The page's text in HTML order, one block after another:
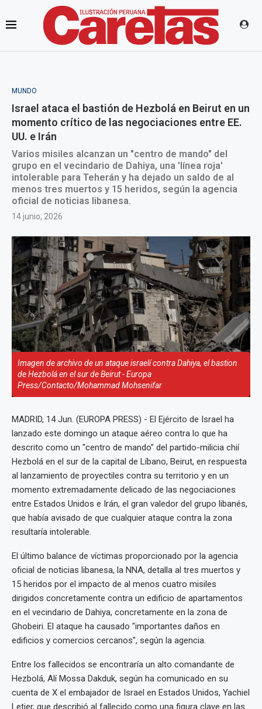
MUNDO
Israel ataca el bastión de Hezbolá en Beirut en un
momento crítico de las negociaciones entre EE.
UU. e Irán
Varios misiles alcanzan un "centro de mando" del
grupo en el vecindario de Dahiya, una 'línea roja'
intolerable para Teherán y ha dejado un saldo de al
menos tres muertos y 15 heridos, según la agencia
oficial de noticias libanesa.
14 junio, 2026
Imagen de archivo de un ataque israelí contra Dahiya, el bastion
de Hezbolá en el sur de Beirut - Europa
Press/Contacto/Mohammad Mohsenifar
MADRID, 14 Jun. (EUROPA PRESS) - El Ejército de Israel ha
lanzado este domingo un ataque aéreo contra lo que ha
descrito como un "centro de mando" del partido-milicia chií
Hezbolá en el sur de la capital de Líbano, Beirut, en respuesta
al lanzamiento de proyectiles contra su territorio y en un
momento extremadamente delicado de las negociaciones
entre Estados Unidos e Irán, el gran valedor del grupo libanés,
que había avisado de que cualquier ataque contra la zona
resultaría intolerable.
El último balance de víctimas proporcionado por la agencia
oficial de noticias libanesa, la NNA, detalla al tres muertos y
15 heridos por el impacto de al menos cuatro misiles
dirigidos concretamente contra un edificio de apartamentos
en el vecindario de Dahiya, concretamente en la zona de
Ghobeiri. El ataque ha causado "importantes daños en
edificios y comercios cercanos", según la agencia.
Entre los fallecidos se encontraría un alto comandante de
Hezbolá, Alí Mossa Dakduk, según ha comunicado en su
cuenta de X el embajador de Israel en Estados Unidos, Yachiel
Letier, que describió al fallecido como una figura clave en las